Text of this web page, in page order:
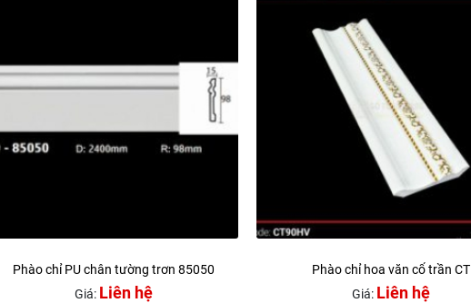
Phào chỉ PU chân tường trơn 85050
Giá: Liên hệ
Phào chỉ hoa văn cổ trần CT
Giá: Liên hệ